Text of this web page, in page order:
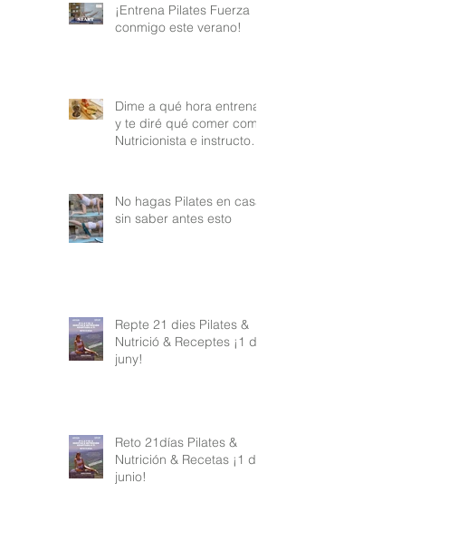
¡Entrena Pilates Fuerza
conmigo este verano!
Dime a qué hora entrenas
y te diré qué comer como
Nutricionista e instructora
No hagas Pilates en casa
sin saber antes esto
Repte 21 dies Pilates &
Nutrició & Receptes ¡1 de
juny!
Reto 21días Pilates &
Nutrición & Recetas ¡1 de
junio!